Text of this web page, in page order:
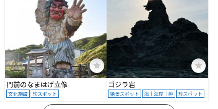
門前のなまはげ立像
文化施設 珍スポット
ゴジラ岩
絶景スポット 海｜海岸｜岬 珍スポット